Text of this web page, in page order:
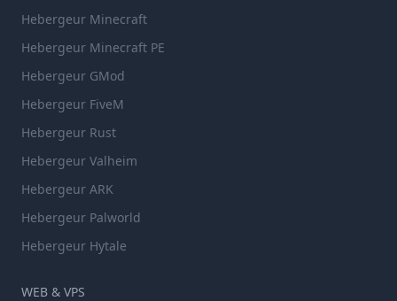
Hebergeur Minecraft
Hebergeur Minecraft PE
Hebergeur GMod
Hebergeur FiveM
Hebergeur Rust
Hebergeur Valheim
Hebergeur ARK
Hebergeur Palworld
Hebergeur Hytale
WEB & VPS